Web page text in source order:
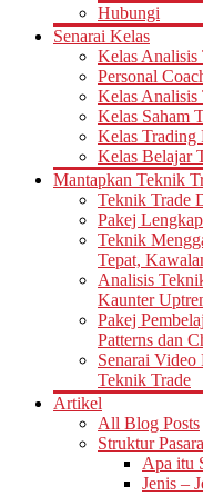
Hubungi
Senarai Kelas
Kelas Analisis
Personal
Kelas
Kelas Saham
Kelas Trading
Kelas Belajar
Mantapkan Teknik
Teknik Trade
Pakej
Teknik
Tepat,
Analisis
Kaunter
Pakej
Patterns dan
Senarai Video
Teknik Trade
Artikel
All Blog Posts
Struktur
Apa itu
Jenis –